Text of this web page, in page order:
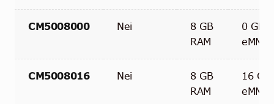
CM5008000 Nei
8 GB
RAM
0 GB
eMMC
CM5008016 Nei
8 GB
RAM
16 GB
eMMC